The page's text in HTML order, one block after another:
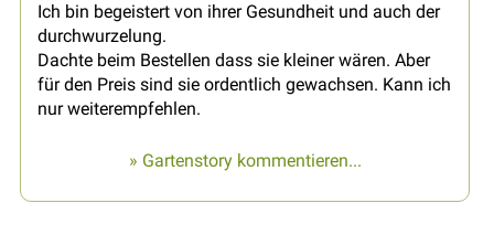
Ich bin begeistert von ihrer Gesundheit und auch der
durchwurzelung.
Dachte beim Bestellen dass sie kleiner wären. Aber
für den Preis sind sie ordentlich gewachsen. Kann ich
nur weiterempfehlen.
» Gartenstory kommentieren...